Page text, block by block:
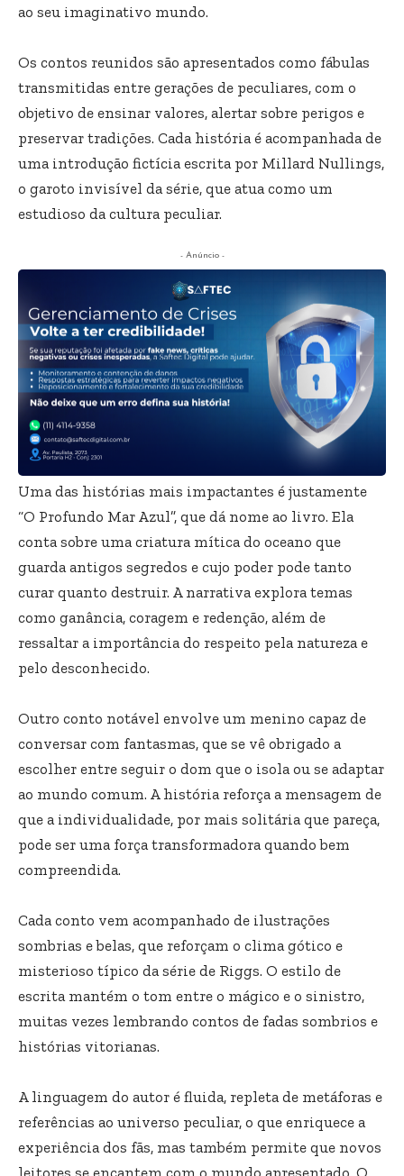
ao seu imaginativo mundo.
Os contos reunidos são apresentados como fábulas
transmitidas entre gerações de peculiares, com o
objetivo de ensinar valores, alertar sobre perigos e
preservar tradições. Cada história é acompanhada de
uma introdução fictícia escrita por Millard Nullings,
o garoto invisível da série, que atua como um
estudioso da cultura peculiar.
- Anúncio -
Uma das histórias mais impactantes é justamente
“O Profundo Mar Azul”, que dá nome ao livro. Ela
conta sobre uma criatura mítica do oceano que
guarda antigos segredos e cujo poder pode tanto
curar quanto destruir. A narrativa explora temas
como ganância, coragem e redenção, além de
ressaltar a importância do respeito pela natureza e
pelo desconhecido.
Outro conto notável envolve um menino capaz de
conversar com fantasmas, que se vê obrigado a
escolher entre seguir o dom que o isola ou se adaptar
ao mundo comum. A história reforça a mensagem de
que a individualidade, por mais solitária que pareça,
pode ser uma força transformadora quando bem
compreendida.
Cada conto vem acompanhado de ilustrações
sombrias e belas, que reforçam o clima gótico e
misterioso típico da série de Riggs. O estilo de
escrita mantém o tom entre o mágico e o sinistro,
muitas vezes lembrando contos de fadas sombrios e
histórias vitorianas.
A linguagem do autor é fluida, repleta de metáforas e
referências ao universo peculiar, o que enriquece a
experiência dos fãs, mas também permite que novos